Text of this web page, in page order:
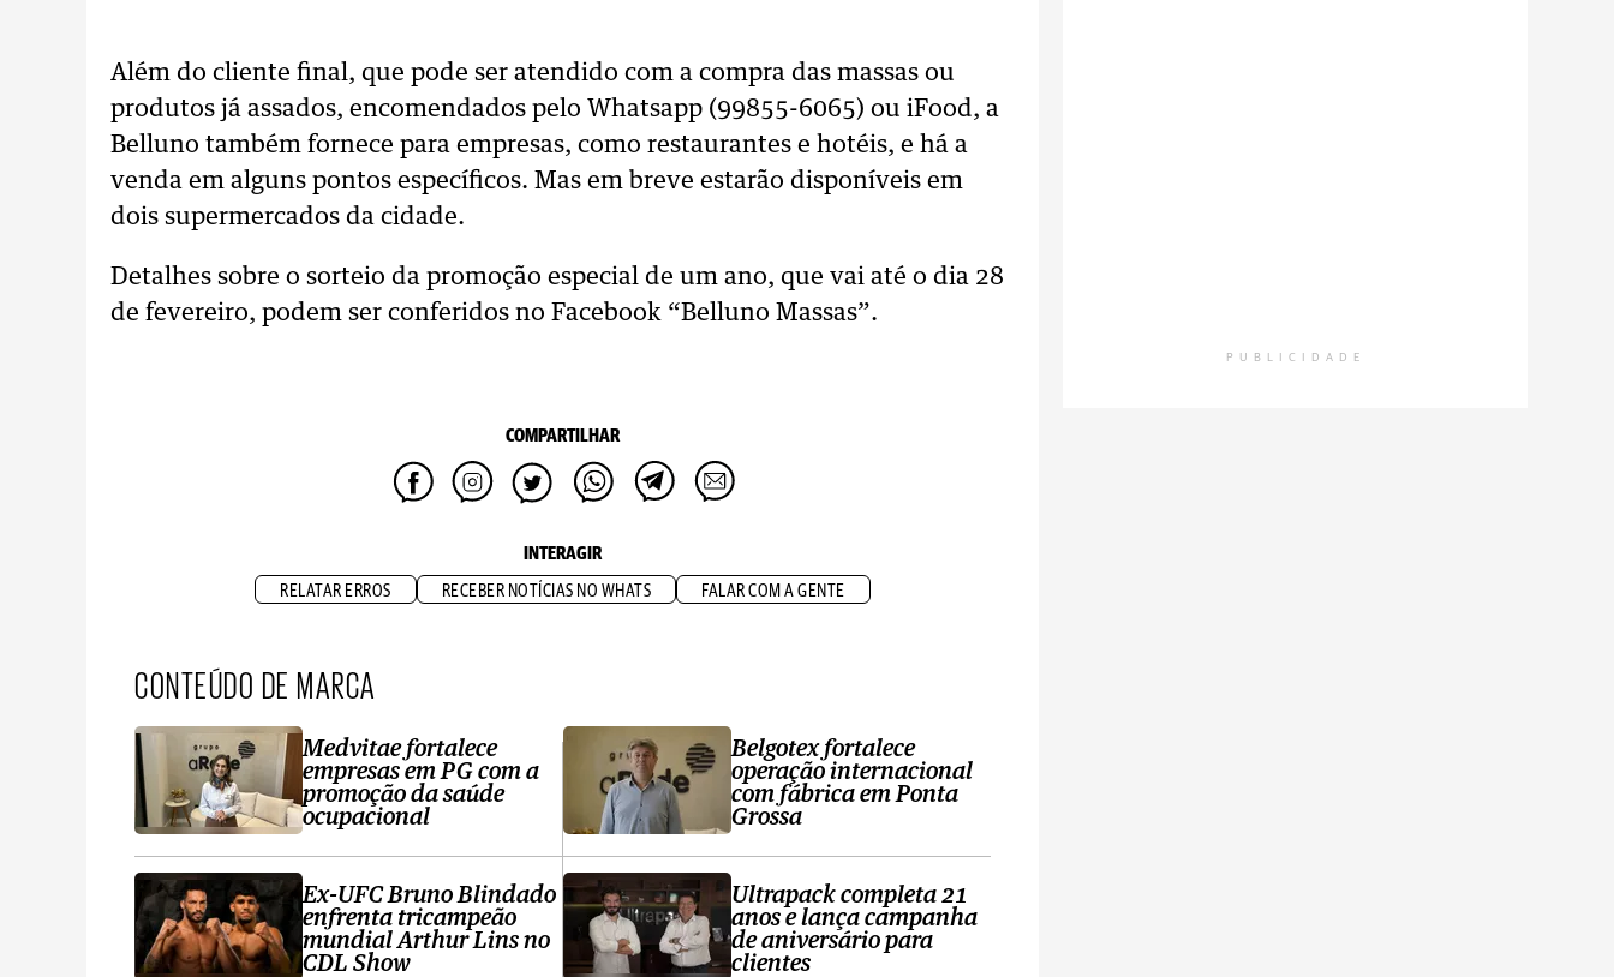
Além do cliente final, que pode ser atendido com a compra das massas ou
produtos já assados, encomendados pelo Whatsapp (99855-6065) ou iFood, a
Belluno também fornece para empresas, como restaurantes e hotéis, e há a
venda em alguns pontos específicos. Mas em breve estarão disponíveis em
dois supermercados da cidade.
Detalhes sobre o sorteio da promoção especial de um ano, que vai até o dia 28
de fevereiro, podem ser conferidos no Facebook “Belluno Massas”.
COMPARTILHAR
INTERAGIR
RELATAR ERROS RECEBER NOTÍCIAS NO WHATS FALAR COM A GENTE
CONTEÚDO DE MARCA
Medvitae fortalece
empresas em PG com a
promoção da saúde
ocupacional
Ex-UFC Bruno Blindado
enfrenta tricampeão
mundial Arthur Lins no
CDL Show
Belgotex fortalece
operação internacional
com fábrica em Ponta
Grossa
Ultrapack completa 21
anos e lança campanha
de aniversário para
clientes
PUBLICIDADE